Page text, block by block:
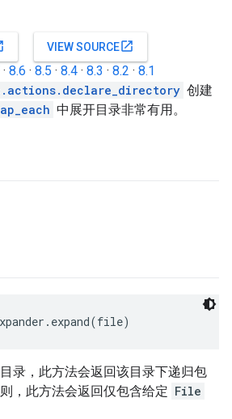
VIEW SOURCEopen_in_new
· 8.6 · 8.5 · 8.4 · 8.3 · 8.2 · 8.1
创建
中展开目录非常有用。
录，此方法会返回该目录下递归包
，此方法会返回仅包含给定 File